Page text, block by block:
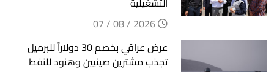
عرض عراقي بخصم 30 دولاراً للبرميل
تجذب مشترين صينيين وهنود للنفط